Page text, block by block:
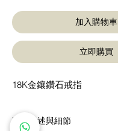
加入購物車
立即購買
18K金鑲鑽石戒指
商品描述與細節